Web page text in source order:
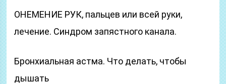
ОНЕМЕНИЕ РУК, пальцев или всей руки,
лечение. Синдром запястного канала.
Бронхиальная астма. Что делать, чтобы
дышать